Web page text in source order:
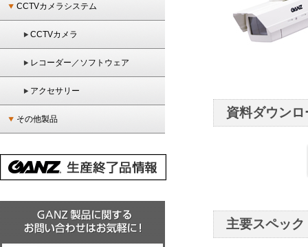
資料ダウンロ
主要スペック
CCTVカメラシステム
CCTVカメラ
レコーダー／ソフトウェア
アクセサリー
その他製品